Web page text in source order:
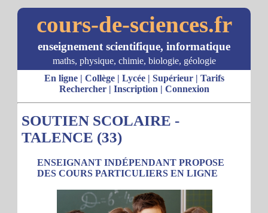
cours-de-sciences.fr
enseignement scientifique, informatique
maths, physique, chimie, biologie, géologie
En ligne| Collège| Lycée| Supérieur| Tarifs
Rechercher| Inscription | Connexion
SOUTIEN SCOLAIRE -
TALENCE (33)
ENSEIGNANT INDÉPENDANT PROPOSE
DES COURS PARTICULIERS EN LIGNE